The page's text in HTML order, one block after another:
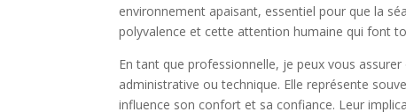
environnement apaisant, essentiel pour que la
polyvalence et cette attention humaine qui font
En tant que professionnelle, je peux vous assurer
administrative ou technique. Elle représente
influence son confort et sa confiance. Leur